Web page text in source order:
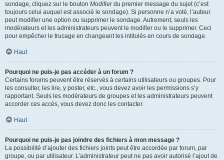
sondage, cliquez sur le bouton Modifierdu premier message du sujet (c’est
toujours celui auquel est associé le sondage). Si personne n’a voté, l’auteur
peut modifier une option ou supprimer le sondage. Autrement, seuls les
modérateurs et les administrateurs peuvent le modifier ou le supprimer. Ceci
pour empêcher le trucage en changeant les intitulés en cours de sondage.
Haut
Pourquoi ne puis-je pas accéder à un forum ?
Certains forums peuvent être réservés à certains utilisateurs ou groupes. Pour
les consulter, les lire, y poster, etc., vous devez avoir les permissions s’y
rapportant. Seuls les modérateurs de groupes et les administrateurs peuvent
accorder ces accès, vous devez donc les contacter.
Haut
Pourquoi ne puis-je pas joindre des fichiers à mon message ?
La possibilité d’ajouter des fichiers joints peut être accordée par forum, par
groupe, ou par utilisateur. L’administrateur peut ne pas avoir autorisé l’ajout de